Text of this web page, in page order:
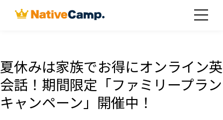
夏休みは家族でお得にオンライン英
会話！期間限定「ファミリープラン
キャンペーン」開催中！